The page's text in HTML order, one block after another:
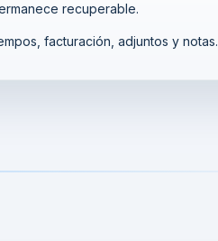
recuperable.
facturación, adjuntos y notas.